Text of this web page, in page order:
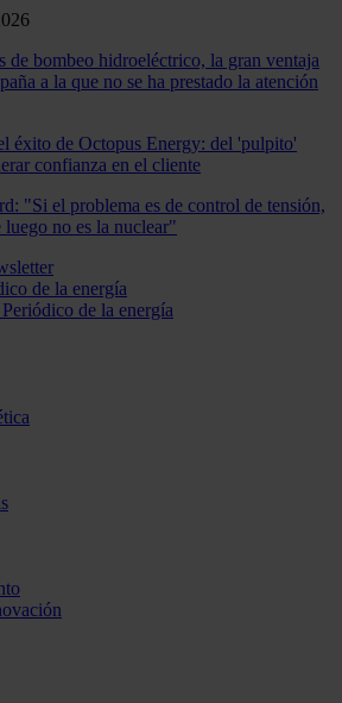
de bombeo hidroeléctrico, la gran ventaja
a la que no se ha prestado la atención
éxito de Octopus Energy: del 'pulpito'
confianza en el cliente
"Si el problema es de control de tensión,
luego no es la nuclear"